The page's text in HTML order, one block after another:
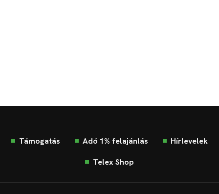
Támogatás Adó 1% felajánlás Hírlevelek
Telex Shop